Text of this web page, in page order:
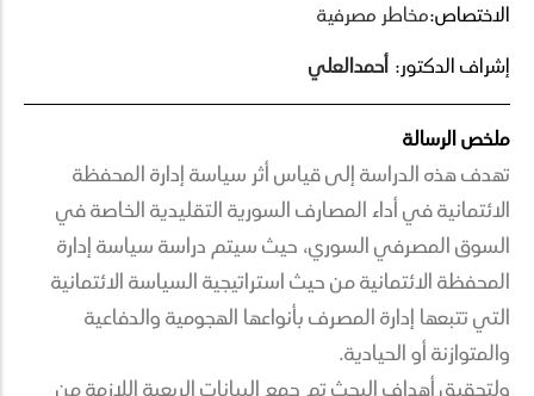
الاختصاص:مخاطر مصرفية
إشراف الدكتور: أحمدالعلي
ملخص الرسالة
تهدف هذه الدراسة إلى قياس أثر سياسة إدارة المحفظة
الائتمانية في أداء المصارف السورية التقليدية الخاصة في
السوق المصرفي السوري، حيث سيتم دراسة سياسة إدارة
المحفظة الائتمانية من حيث استراتيجية السياسة الائتمانية
التي تتبعها إدارة المصرف بأنواعها الهجومية والدفاعية
والمتوازنة أو الحيادية.